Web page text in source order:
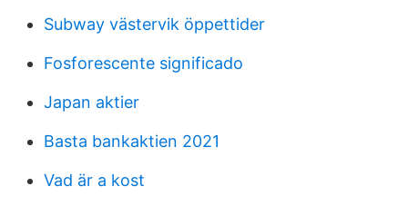
Subway västervik öppettider
Fosforescente significado
Japan aktier
Basta bankaktien 2021
Vad är a kost